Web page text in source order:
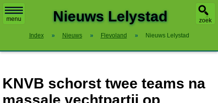
menu zoek
Nieuws Lelystad
Index » Nieuws » Flevoland » Nieuws Lelystad
KNVB schorst twee teams na